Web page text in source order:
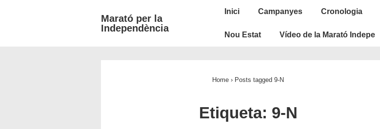
Marató per la
Independència
Navegació
Inici Campanyes Cronologia
Nou Estat Vídeo de la Marató Indepe
Home › Posts tagged 9-N
Etiqueta: 9-N